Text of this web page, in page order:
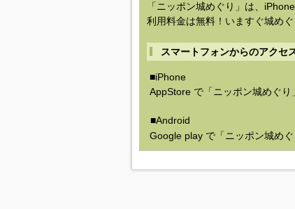
「ニッポン城めぐり」は、
利用料金は無料！いますぐ城めぐ
スマートフォンからのアクセ
■iPhone
AppStore で「ニッポン城めぐり
■Android
Google play で「ニッポン城めぐ